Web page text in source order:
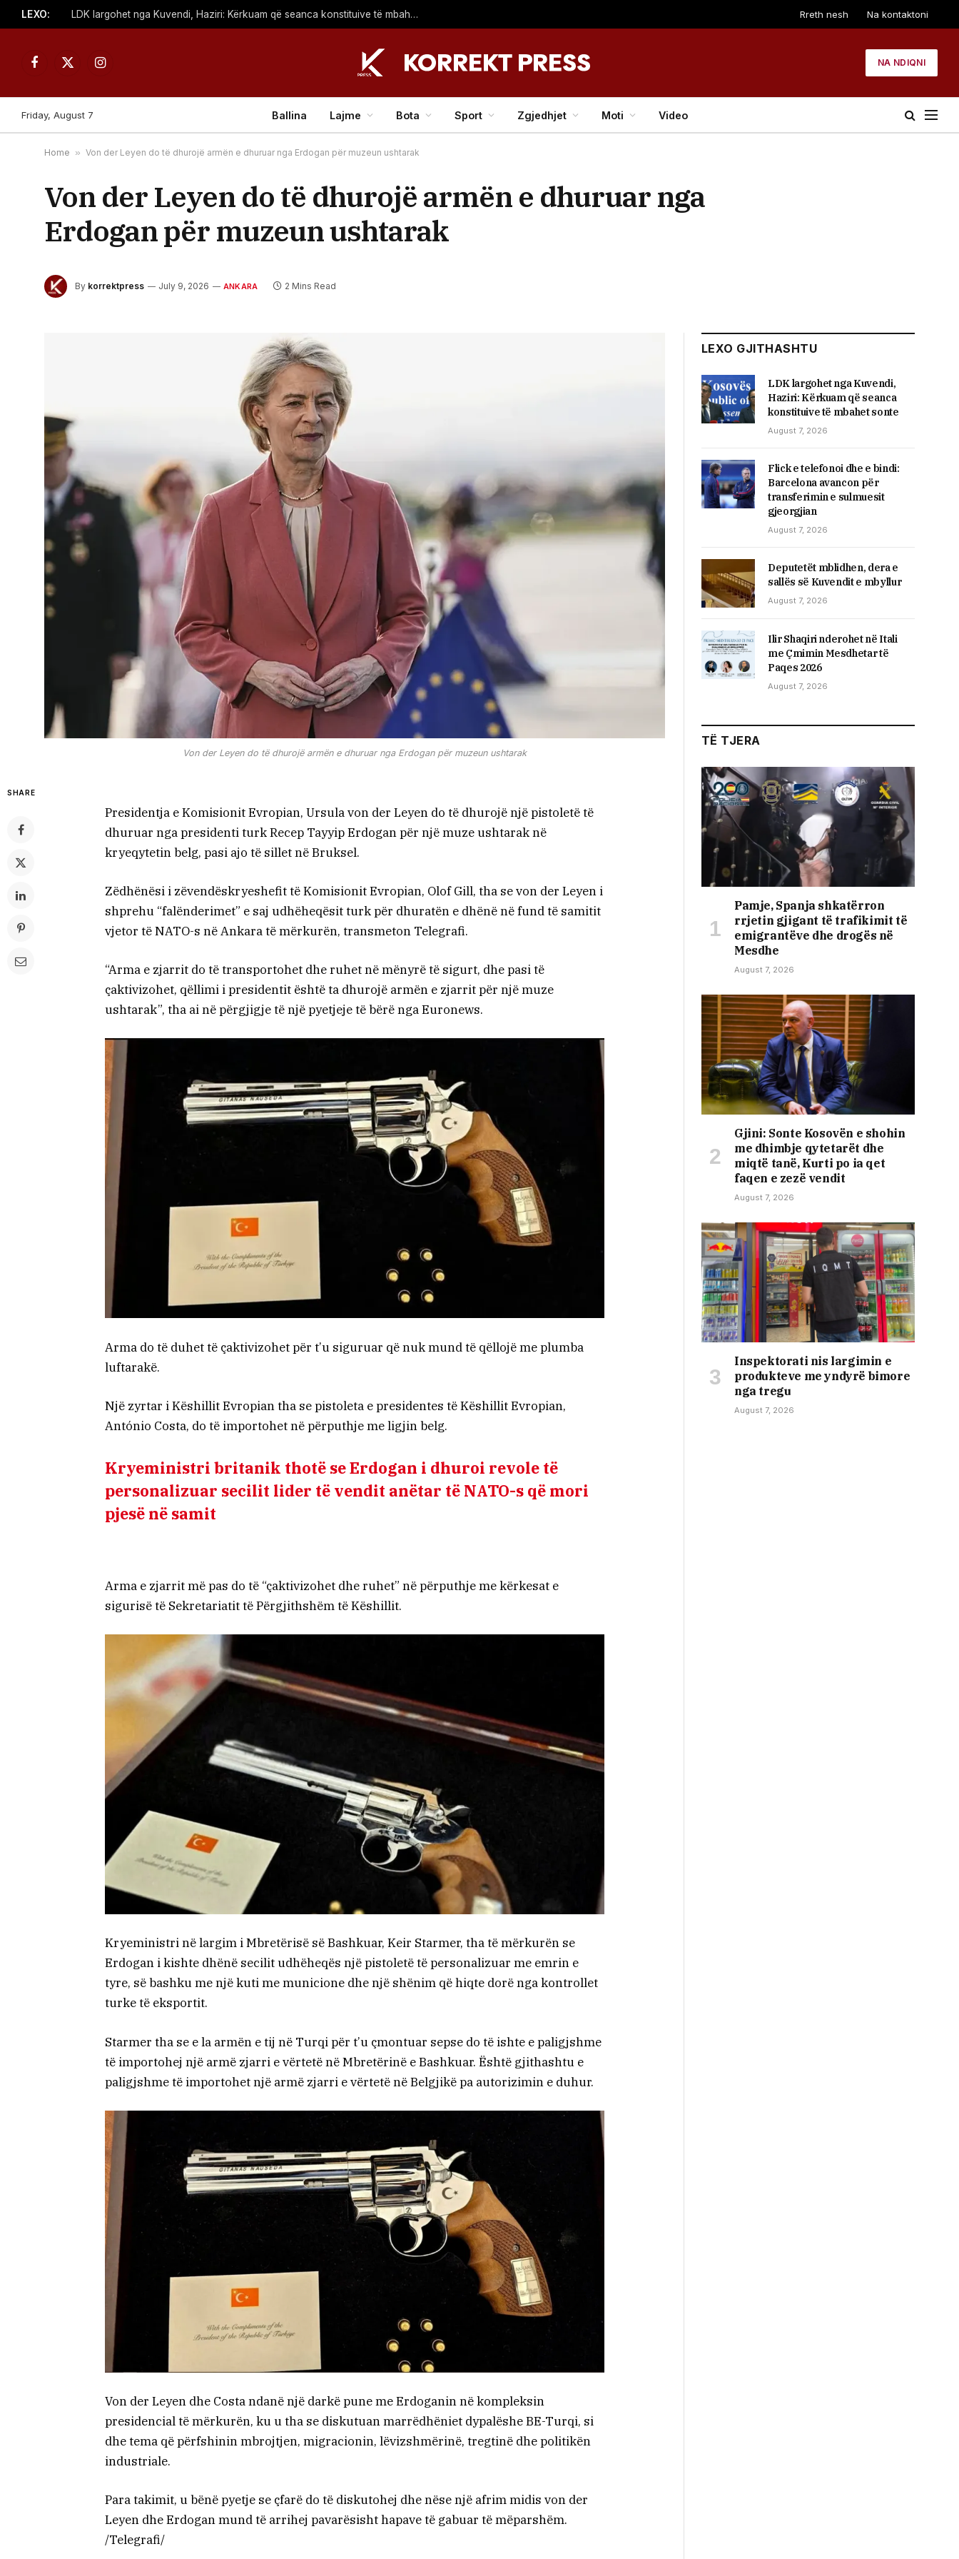
LEXO: LDK largohet nga Kuvendi, Haziri: Kërkuam që seanca konstituive të mbahet sonte Rreth nesh Na kontaktoni
Facebook
X
Instagram
NA NDIQNI
Friday, August 7 Ballina Lajme Bota Sport Zgjedhjet Moti Video
Home » Von der Leyen do të dhurojë armën e dhuruar nga Erdogan për muzeun ushtarak
Von der Leyen do të dhurojë armën e dhuruar nga
Erdogan për muzeun ushtarak
By korrektpress July 9, 2026 ANKARA 2 Mins Read
Von der Leyen do të dhurojë armën e dhuruar nga Erdogan për muzeun ushtarak
SHARE
Presidentja e Komisionit Evropian, Ursula von der Leyen do të dhurojë një pistoletë të
dhuruar nga presidenti turk Recep Tayyip Erdogan për një muze ushtarak në
kryeqytetin belg, pasi ajo të sillet në Bruksel.
Zëdhënësi i zëvendëskryeshefit të Komisionit Evropian, Olof Gill, tha se von der Leyen i
shprehu “falënderimet” e saj udhëheqësit turk për dhuratën e dhënë në fund të samitit
vjetor të NATO-s në Ankara të mërkurën, transmeton Telegrafi.
“Arma e zjarrit do të transportohet dhe ruhet në mënyrë të sigurt, dhe pasi të
çaktivizohet, qëllimi i presidentit është ta dhurojë armën e zjarrit për një muze
ushtarak”, tha ai në përgjigje të një pyetjeje të bërë nga Euronews.
Arma do të duhet të çaktivizohet për t’u siguruar që nuk mund të qëllojë me plumba
luftarakë.
Një zyrtar i Këshillit Evropian tha se pistoleta e presidentes të Këshillit Evropian,
António Costa, do të importohet në përputhje me ligjin belg.
Kryeministri britanik thotë se Erdogan i dhuroi revole të
personalizuar secilit lider të vendit anëtar të NATO-s që mori
pjesë në samit
Arma e zjarrit më pas do të “çaktivizohet dhe ruhet” në përputhje me kërkesat e
sigurisë të Sekretariatit të Përgjithshëm të Këshillit.
Kryeministri në largim i Mbretërisë së Bashkuar, Keir Starmer, tha të mërkurën se
Erdogan i kishte dhënë secilit udhëheqës një pistoletë të personalizuar me emrin e
tyre, së bashku me një kuti me municione dhe një shënim që hiqte dorë nga kontrollet
turke të eksportit.
Starmer tha se e la armën e tij në Turqi për t’u çmontuar sepse do të ishte e paligjshme
të importohej një armë zjarri e vërtetë në Mbretërinë e Bashkuar. Është gjithashtu e
paligjshme të importohet një armë zjarri e vërtetë në Belgjikë pa autorizimin e duhur.
Von der Leyen dhe Costa ndanë një darkë pune me Erdoganin në kompleksin
presidencial të mërkurën, ku u tha se diskutuan marrëdhëniet dypalëshe BE-Turqi, si
dhe tema që përfshinin mbrojtjen, migracionin, lëvizshmërinë, tregtinë dhe politikën
industriale.
Para takimit, u bënë pyetje se çfarë do të diskutohej dhe nëse një afrim midis von der
Leyen dhe Erdogan mund të arrihej pavarësisht hapave të gabuar të mëparshëm.
/Telegrafi/
LEXO GJITHASHTU
LDK largohet nga Kuvendi,
Haziri: Kërkuam që seanca
konstituive të mbahet sonte
August 7, 2026
Flick e telefonoi dhe e bindi:
Barcelona avancon për
transferimin e sulmuesit
gjeorgjian
August 7, 2026
Deputetët mblidhen, dera e
sallës së Kuvendit e mbyllur
August 7, 2026
Ilir Shaqiri nderohet në Itali
me Çmimin Mesdhetar të
Paqes 2026
August 7, 2026
TË TJERA
Pamje, Spanja shkatërron
rrjetin gjigant të trafikimit të
emigrantëve dhe drogës në
Mesdhe
August 7, 2026
Gjini: Sonte Kosovën e shohin
me dhimbje qytetarët dhe
miqtë tanë, Kurti po ia qet
faqen e zezë vendit
August 7, 2026
Inspektorati nis largimin e
produkteve me yndyrë bimore
nga tregu
August 7, 2026